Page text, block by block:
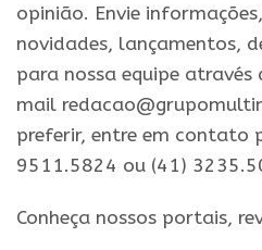
opinião. Envie
novidades, lançamentos,
para nossa equipe através
mail
preferir, entre em contato
9511.5824 ou (41)
​Conheça nossos ​portais,